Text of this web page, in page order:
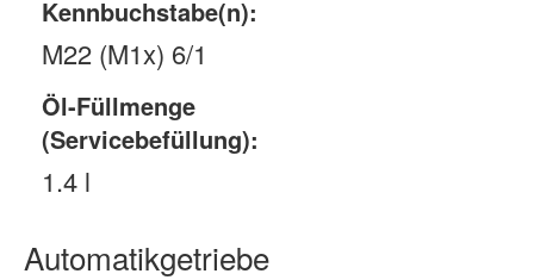
Kennbuchstabe(n):
M22 (M1x) 6/1
Öl-Füllmenge
(Servicebefüllung):
1.4 l
Automatikgetriebe